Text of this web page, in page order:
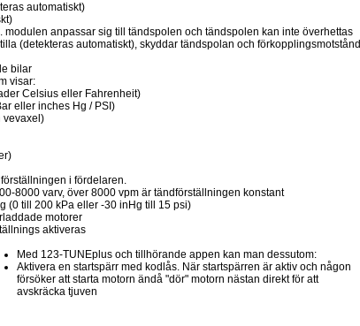
automatiskt)
modulen anpassar sig till tändspolen och tändspolen kan inte överhettas
(detekteras automatiskt), skyddar tändspolan och förkopplingsmotstånd
bilar
visar:
Celsius eller Fahrenheit)
eller inches Hg / PSI)
vevaxel)
i fördelaren.
8000 varv, över 8000 vpm är tändförställningen konstant
(0 till 200 kPa eller -30 inHg till 15 psi)
motorer
aktiveras
Med 123-TUNEplus och tillhörande appen kan man dessutom:
Aktivera en startspärr med kodlås. När startspärren är aktiv och någon
försöker att starta motorn ändå "dör" motorn nästan direkt för att
avskräcka tjuven